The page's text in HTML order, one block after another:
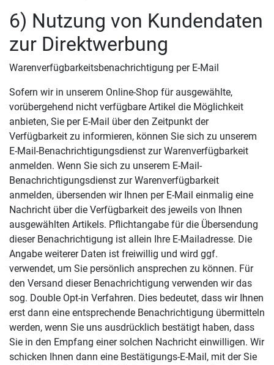
6) Nutzung von Kundendaten
zur Direktwerbung
Warenverfügbarkeitsbenachrichtigung per E-Mail
Sofern wir in unserem Online-Shop für ausgewählte,
vorübergehend nicht verfügbare Artikel die Möglichkeit
anbieten, Sie per E-Mail über den Zeitpunkt der
Verfügbarkeit zu informieren, können Sie sich zu unserem
E-Mail-Benachrichtigungsdienst zur Warenverfügbarkeit
anmelden. Wenn Sie sich zu unserem E-Mail-
Benachrichtigungsdienst zur Warenverfügbarkeit
anmelden, übersenden wir Ihnen per E-Mail einmalig eine
Nachricht über die Verfügbarkeit des jeweils von Ihnen
ausgewählten Artikels. Pflichtangabe für die Übersendung
dieser Benachrichtigung ist allein Ihre E-Mailadresse. Die
Angabe weiterer Daten ist freiwillig und wird ggf.
verwendet, um Sie persönlich ansprechen zu können. Für
den Versand dieser Benachrichtigung verwenden wir das
sog. Double Opt-in Verfahren. Dies bedeutet, dass wir Ihnen
erst dann eine entsprechende Benachrichtigung übermitteln
werden, wenn Sie uns ausdrücklich bestätigt haben, dass
Sie in den Empfang einer solchen Nachricht einwilligen. Wir
schicken Ihnen dann eine Bestätigungs-E-Mail, mit der Sie